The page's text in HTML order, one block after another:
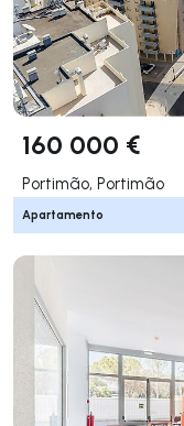
160 000 €
Portimão, Portimão
Apartamento